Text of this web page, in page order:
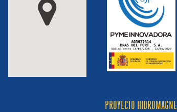
PROYECTO HIDROMAGNE